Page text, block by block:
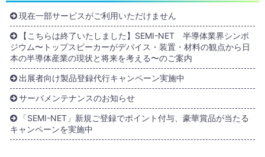
現在一部サービスがご利用いただけません
【こちらは終了いたしました】SEMI-NET 半導体業界シンポ
ジウム〜トップスピーカーがデバイス・装置・材料の観点から日
本の半導体産業の現状と将来を考える〜のご案内
出展者向け製品登録代行キャンペーン実施中
サーバメンテナンスのお知らせ
「SEMI-NET」新規ご登録でポイント付与、豪華賞品が当たる
キャンペーンを実施中